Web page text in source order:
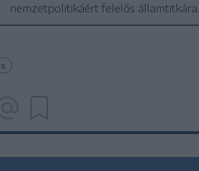
nemzetpolitikáért felelős államtitkára.